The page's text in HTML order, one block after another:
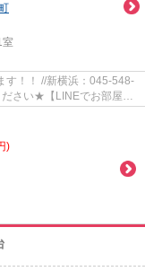
室
す！！ //新横浜：045-548-
さい★【LINEでお部屋探
)